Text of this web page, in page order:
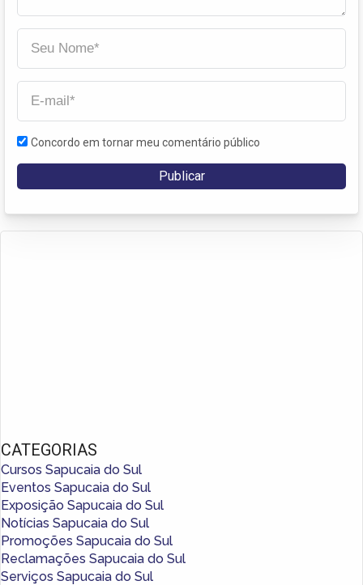
Concordo em tornar meu comentário público
CATEGORIAS
Cursos Sapucaia do Sul
Eventos Sapucaia do Sul
Exposição Sapucaia do Sul
Notícias Sapucaia do Sul
Promoções Sapucaia do Sul
Reclamações Sapucaia do Sul
Serviços Sapucaia do Sul